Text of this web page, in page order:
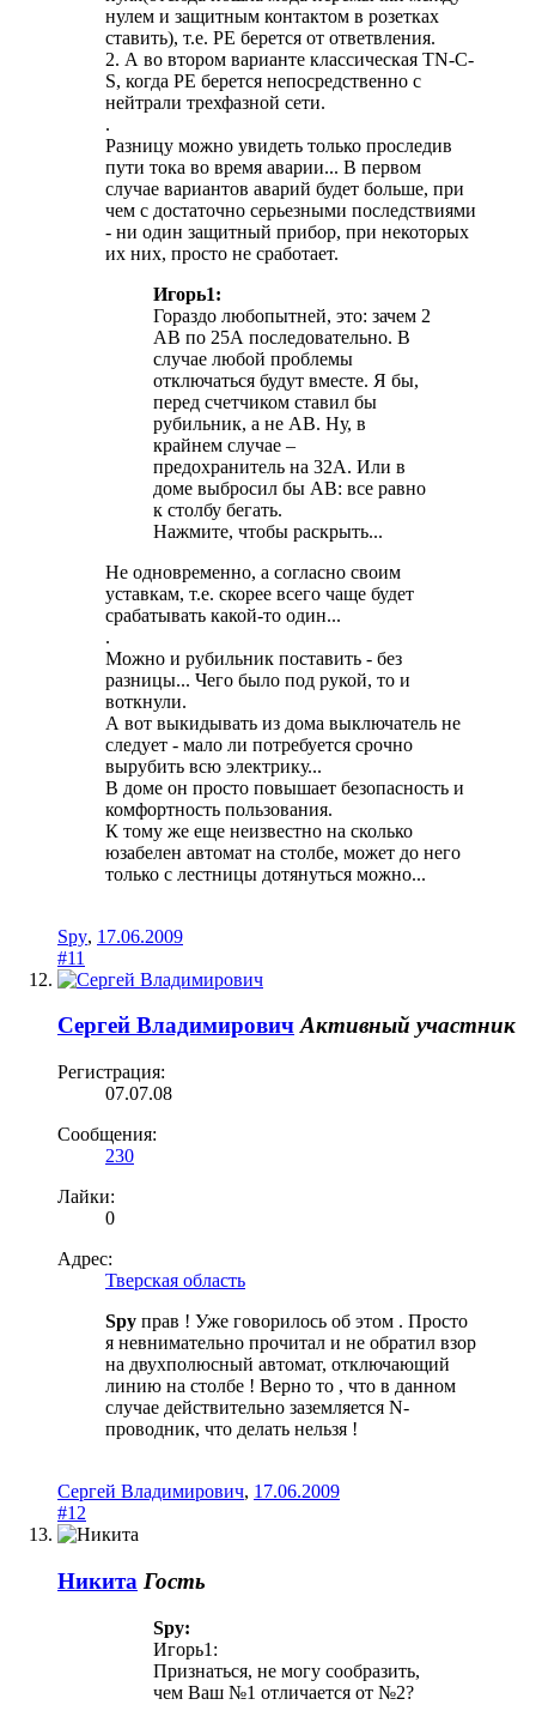
нулем и защитным контактом в розетках
ставить), т.е. PE берется от ответвления.
2. А во втором варианте классическая TN-C-
S, когда PE берется непосредственно с
нейтрали трехфазной сети.
.
Разницу можно увидеть только проследив
пути тока во время аварии... В первом
случае вариантов аварий будет больше, при
чем с достаточно серьезными последствиями
- ни один защитный прибор, при некоторых
их них, просто не сработает.
Игорь1:
Гораздо любопытней, это: зачем 2
АВ по 25А последовательно. В
случае любой проблемы
отключаться будут вместе. Я бы,
перед счетчиком ставил бы
рубильник, а не АВ. Ну, в
крайнем случае –
предохранитель на 32А. Или в
доме выбросил бы АВ: все равно
к столбу бегать.
Нажмите, чтобы раскрыть...
Не одновременно, а согласно своим
уставкам, т.е. скорее всего чаще будет
срабатывать какой-то один...
.
Можно и рубильник поставить - без
разницы... Чего было под рукой, то и
воткнули.
А вот выкидывать из дома выключатель не
следует - мало ли потребуется срочно
вырубить всю электрику...
В доме он просто повышает безопасность и
комфортность пользования.
К тому же еще неизвестно на сколько
юзабелен автомат на столбе, может до него
только с лестницы дотянуться можно...
Spy, 17.06.2009
#11
Сергей Владимирович Активный участник
Регистрация:
07.07.08
Сообщения:
230
Лайки:
0
Адрес:
Тверская область
Spy прав ! Уже говорилось об этом . Просто
я невнимательно прочитал и не обратил взор
на двухполюсный автомат, отключающий
линию на столбе ! Верно то , что в данном
случае действительно заземляется N-
проводник, что делать нельзя !
Сергей Владимирович, 17.06.2009
#12
Никита Гость
Spy:
Игорь1:
Признаться, не могу сообразить,
чем Ваш №1 отличается от №2?